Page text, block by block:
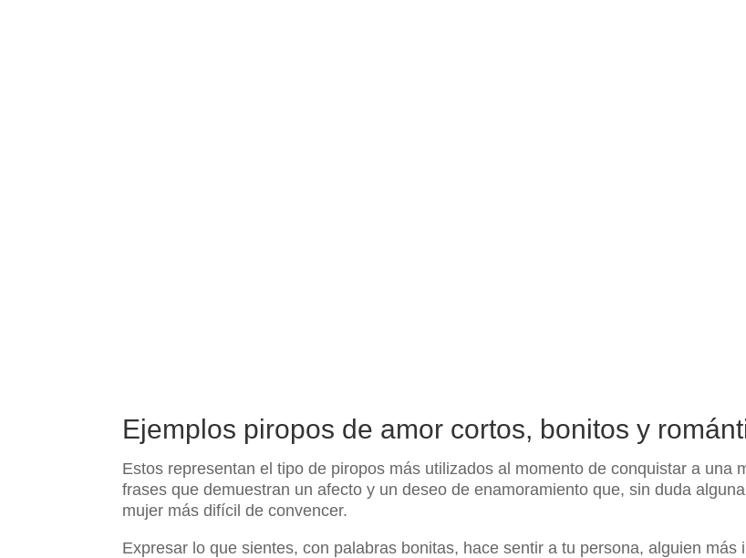
Ejemplos piropos de amor cortos, bonitos y
Estos representan el tipo de piropos más utilizados al momento de conquistar a una
frases que demuestran un afecto y un deseo de enamoramiento que, sin duda
mujer más difícil de convencer.
Expresar lo que sientes, con palabras bonitas, hace sentir a tu persona, alguien